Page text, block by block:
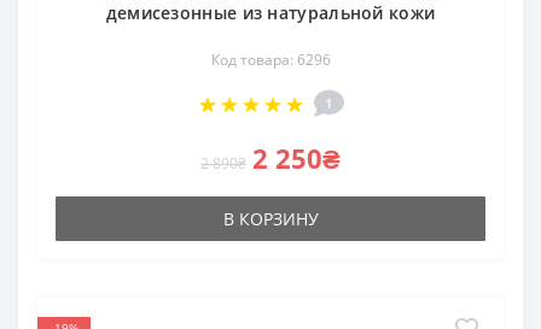
демисезонные из натуральной кожи
Код товара: 6296
1
2 890₴ 2 250₴
В КОРЗИНУ